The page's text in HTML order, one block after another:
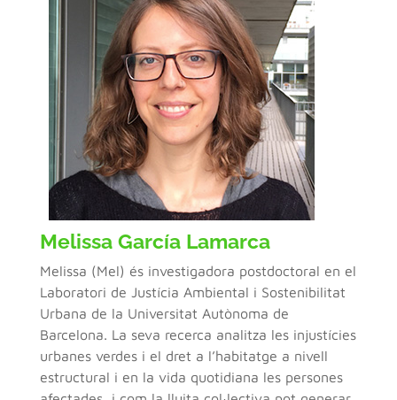
Melissa García Lamarca
Melissa (Mel) és investigadora postdoctoral en el
Laboratori de Justícia Ambiental i Sostenibilitat
Urbana de la Universitat Autònoma de
Barcelona. La seva recerca analitza les injustícies
urbanes verdes i el dret a l’habitatge a nivell
estructural i en la vida quotidiana les persones